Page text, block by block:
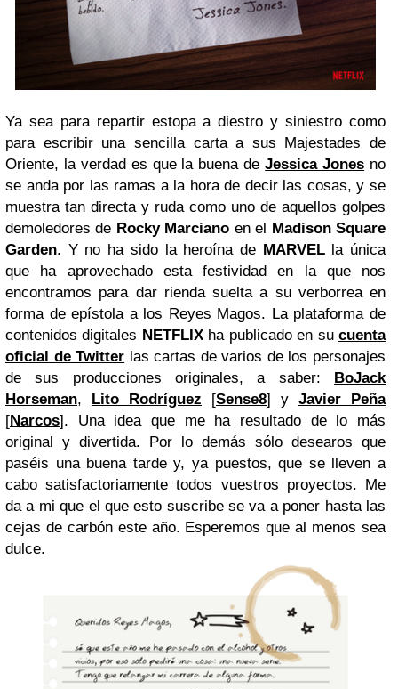
Ya sea para repartir estopa a diestro y siniestro como
para escribir una sencilla carta a sus Majestades de
Oriente, la verdad es que la buena deJessica Jones no
se anda por las ramas a la hora de decir las cosas, y se
muestra tan directa y ruda como uno de aquellos golpes
demoledores de Rocky Marciano en el Madison Square
Garden. Y no ha sido la heroína de MARVELla única
que ha aprovechado esta festividad en la que nos
encontramos para dar rienda suelta a su verborrea en
forma de epístola a los Reyes Magos. La plataforma de
contenidos digitales NETFLIXha publicado en sucuenta
oficial de Twitter las cartas de varios de los personajes
de sus producciones originales, a saber: BoJack
Horseman, Lito Rodríguez [Sense8] y Javier Peña
[Narcos]. Una idea que me ha resultado de lo más
original y divertida. Por lo demás sólo desearos que
paséis una buena tarde y, ya puestos, que se lleven a
cabo satisfactoriamente todos vuestros proyectos. Me
da a mi que el que esto suscribe se va a poner hasta las
cejas de carbón este año. Esperemos que al menos sea
dulce.